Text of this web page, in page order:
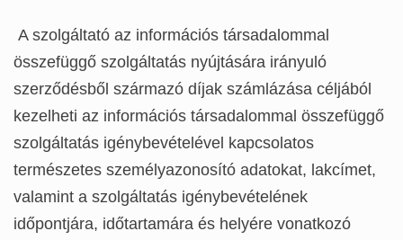
A szolgáltató az információs társadalommal
összefüggő szolgáltatás nyújtására irányuló
szerződésből származó díjak számlázása céljából
kezelheti az információs társadalommal összefüggő
szolgáltatás igénybevételével kapcsolatos
természetes személyazonosító adatokat, lakcímet,
valamint a szolgáltatás igénybevételének
időpontjára, időtartamára és helyére vonatkozó